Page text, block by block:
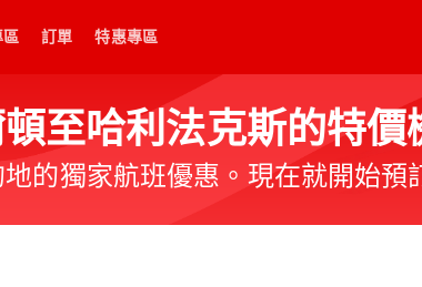
區 訂單 特惠專區
至哈利法克斯的特價
的獨家航班優惠。現在就開始預